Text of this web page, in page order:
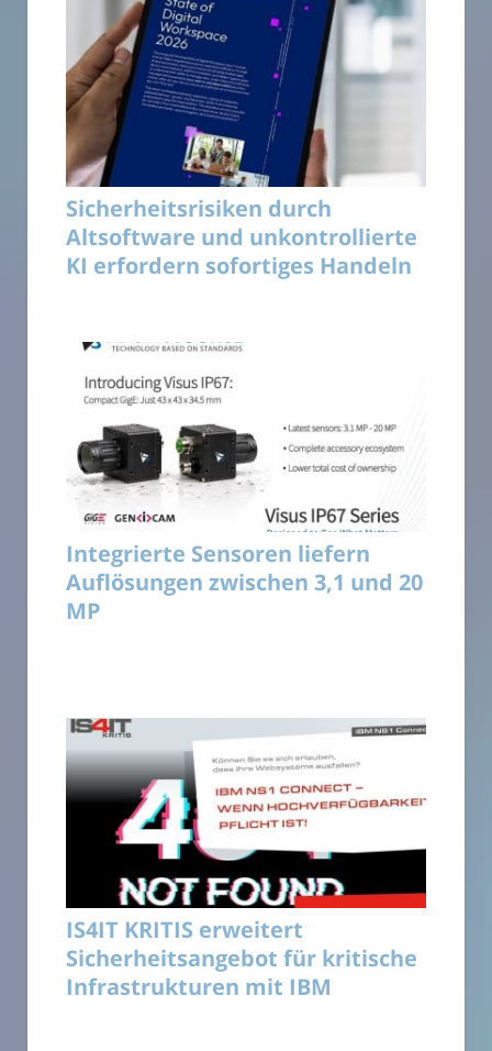
Sicherheitsrisiken durch
Altsoftware und unkontrollierte
KI erfordern sofortiges Handeln
Integrierte Sensoren liefern
Auflösungen zwischen 3,1 und 20
MP
IS4IT KRITIS erweitert
Sicherheitsangebot für kritische
Infrastrukturen mit IBM